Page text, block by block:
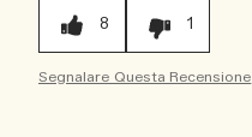
8 1
Segnalare Questa Recensione